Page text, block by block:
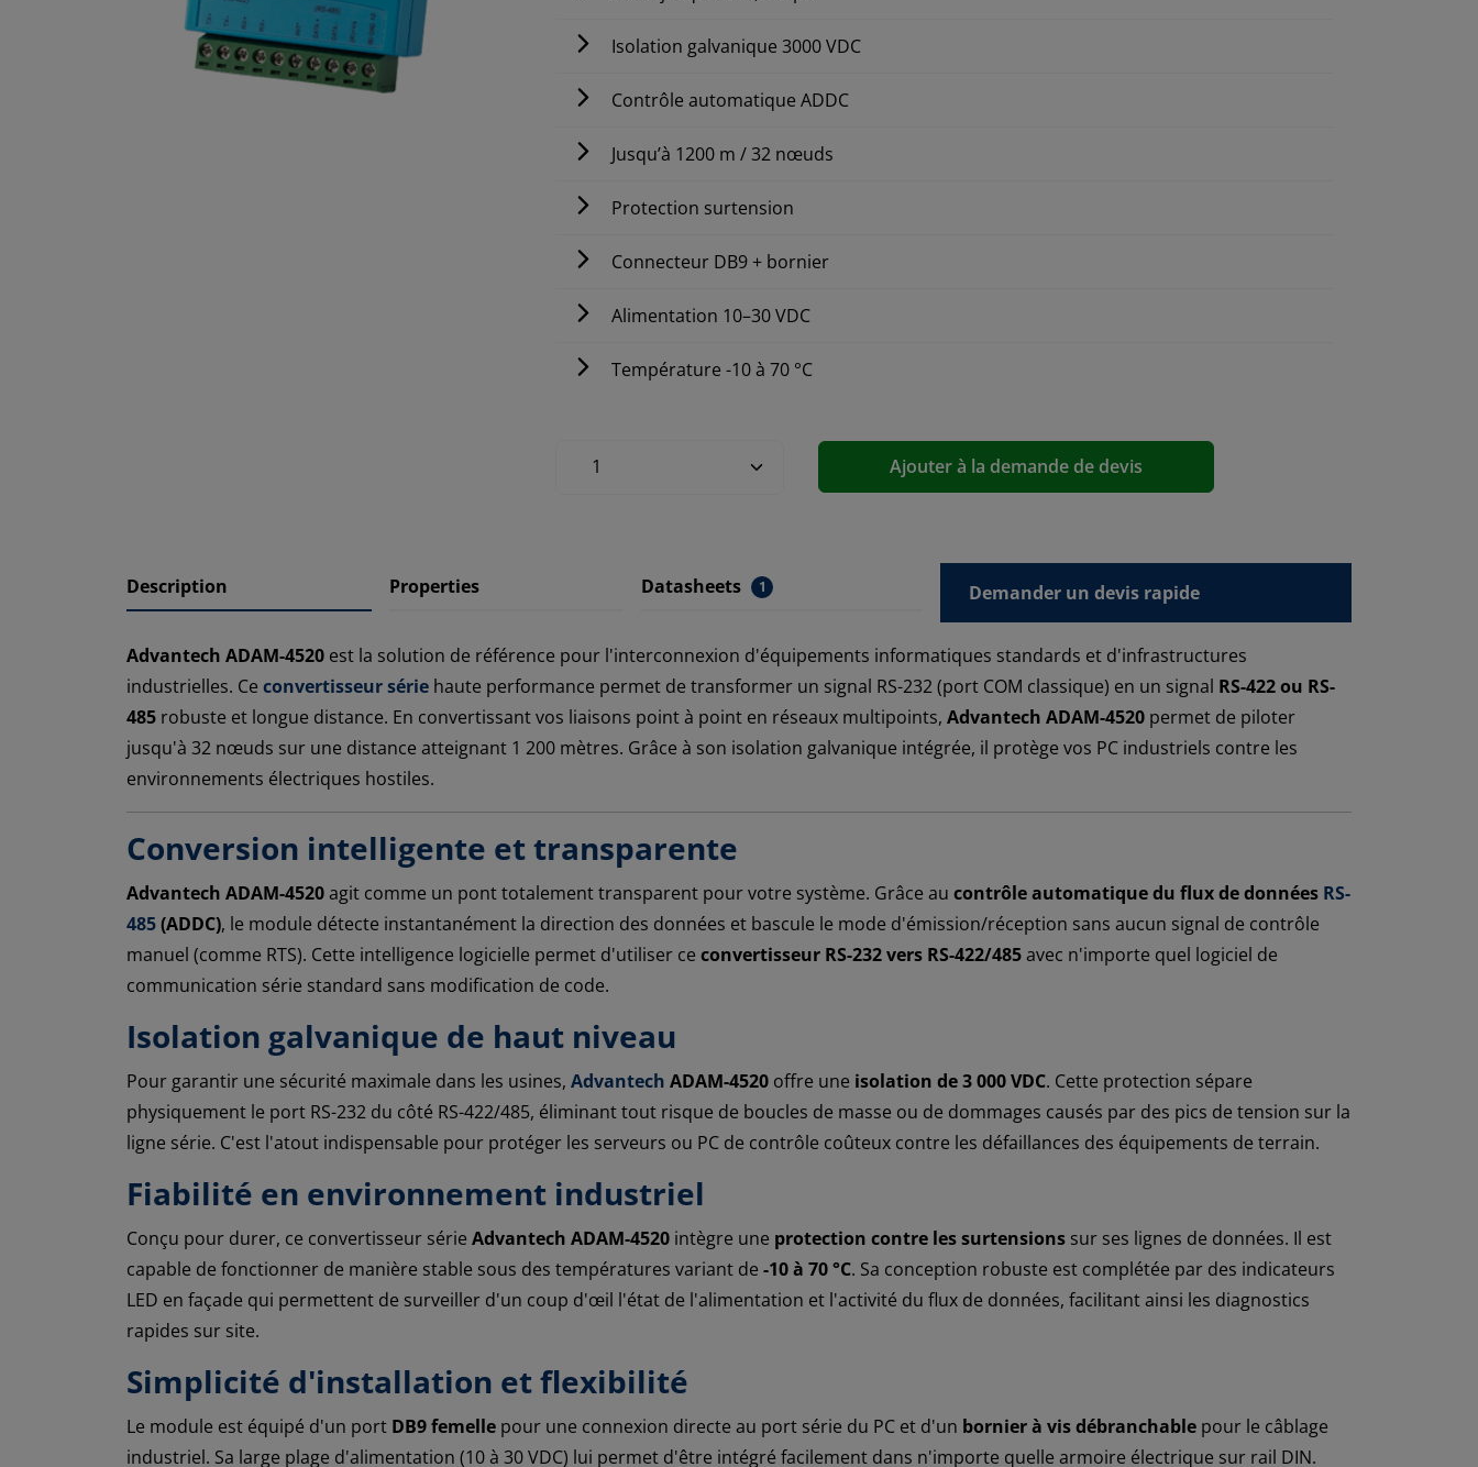
Isolation galvanique 3000 VDC
Contrôle automatique ADDC
Jusqu’à 1200 m / 32 nœuds
Protection surtension
Connecteur DB9 + bornier
Alimentation 10–30 VDC
Température -10 à 70 °C
Ajouter à la demande de devis
Description Properties Datasheets 1 Demander un devis rapide
Advantech ADAM-4520 est la solution de référence pour l'interconnexion d'équipements informatiques standards et d'infrastructures
industrielles. Ce convertisseur série haute performance permet de transformer un signal RS-232 (port COM classique) en un signal RS-422 ou RS-
485 robuste et longue distance. En convertissant vos liaisons point à point en réseaux multipoints, Advantech ADAM-4520 permet de piloter
jusqu'à 32 nœuds sur une distance atteignant 1 200 mètres. Grâce à son isolation galvanique intégrée, il protège vos PC industriels contre les
environnements électriques hostiles.
Conversion intelligente et transparente
Advantech ADAM-4520agit comme un pont totalement transparent pour votre système. Grâce au contrôle automatique du flux de données RS-
485(ADDC), le module détecte instantanément la direction des données et bascule le mode d'émission/réception sans aucun signal de contrôle
manuel (comme RTS). Cette intelligence logicielle permet d'utiliser ce convertisseur RS-232 vers RS-422/485avec n'importe quel logiciel de
communication série standard sans modification de code.
Isolation galvanique de haut niveau
Pour garantir une sécurité maximale dans les usines, Advantech ADAM-4520 offre une isolation de 3 000 VDC. Cette protection sépare
physiquement le port RS-232 du côté RS-422/485, éliminant tout risque de boucles de masse ou de dommages causés par des pics de tension sur la
ligne série. C'est l'atout indispensable pour protéger les serveurs ou PC de contrôle coûteux contre les défaillances des équipements de terrain.
Fiabilité en environnement industriel
Conçu pour durer, ce convertisseur série Advantech ADAM-4520 intègre une protection contre les surtensions sur ses lignes de données. Il est
capable de fonctionner de manière stable sous des températures variant de -10 à 70 °C. Sa conception robuste est complétée par des indicateurs
LED en façade qui permettent de surveiller d'un coup d'œil l'état de l'alimentation et l'activité du flux de données, facilitant ainsi les diagnostics
rapides sur site.
Simplicité d'installation et flexibilité
Le module est équipé d'un port DB9 femelle pour une connexion directe au port série du PC et d'un bornier à vis débranchable pour le câblage
industriel. Sa large plage d'alimentation (10 à 30 VDC) lui permet d'être intégré facilement dans n'importe quelle armoire électrique sur rail DIN.